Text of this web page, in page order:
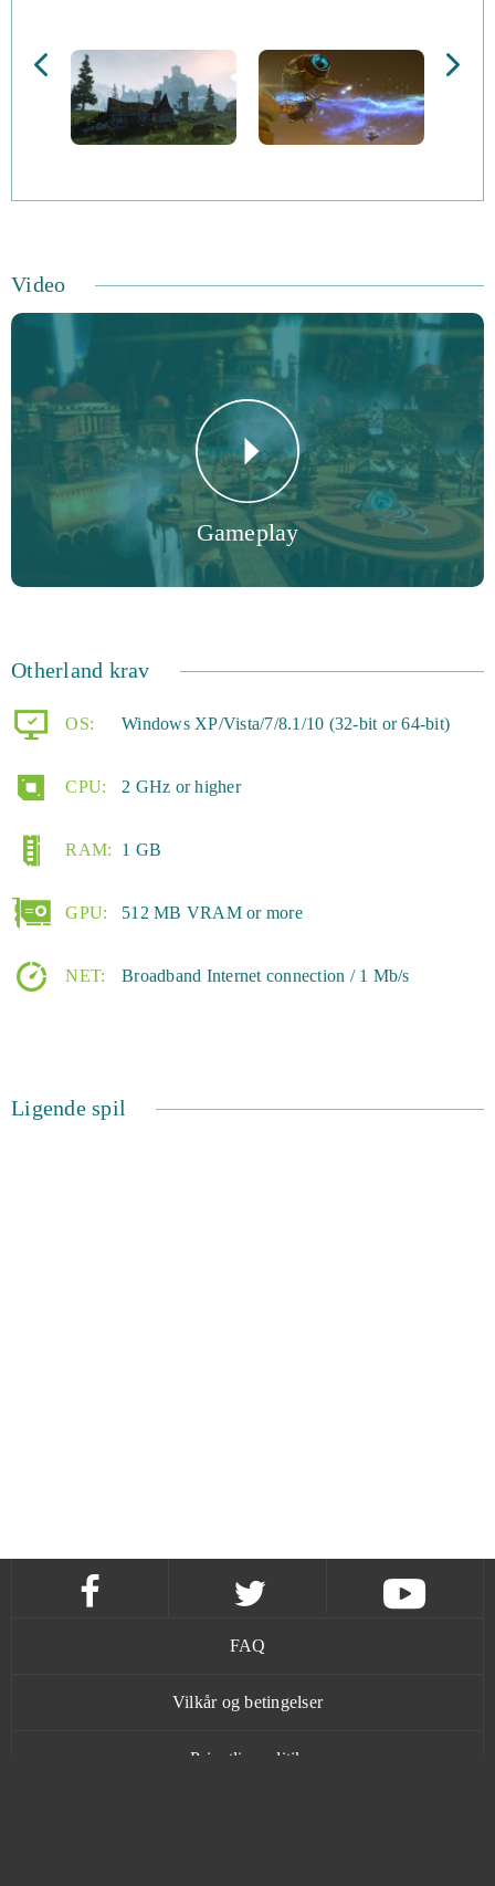
Video
Gameplay
Otherland krav
OS: Windows XP/Vista/7/8.1/10 (32-bit or 64-bit)
CPU: 2 GHz or higher
RAM: 1 GB
GPU: 512 MB VRAM or more
NET: Broadband Internet connection / 1 Mb/s
Ligende spil
FAQ
Vilkår og betingelser
Privatlivspolitik